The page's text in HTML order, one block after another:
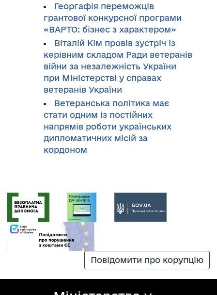
Георгафія переможців
грантової конкурсної програми
«ВАРТО: бізнес з характером»
Віталій Кім провів зустріч із
керівним складом Ради ветеранів
війни за незалежність України
при Міністерстві у справах
ветеранів України
Ветеранська політика має
стати одним із постійних
напрямів роботи українських
дипломатичних місій за
кордоном
Повідомити про корупцію